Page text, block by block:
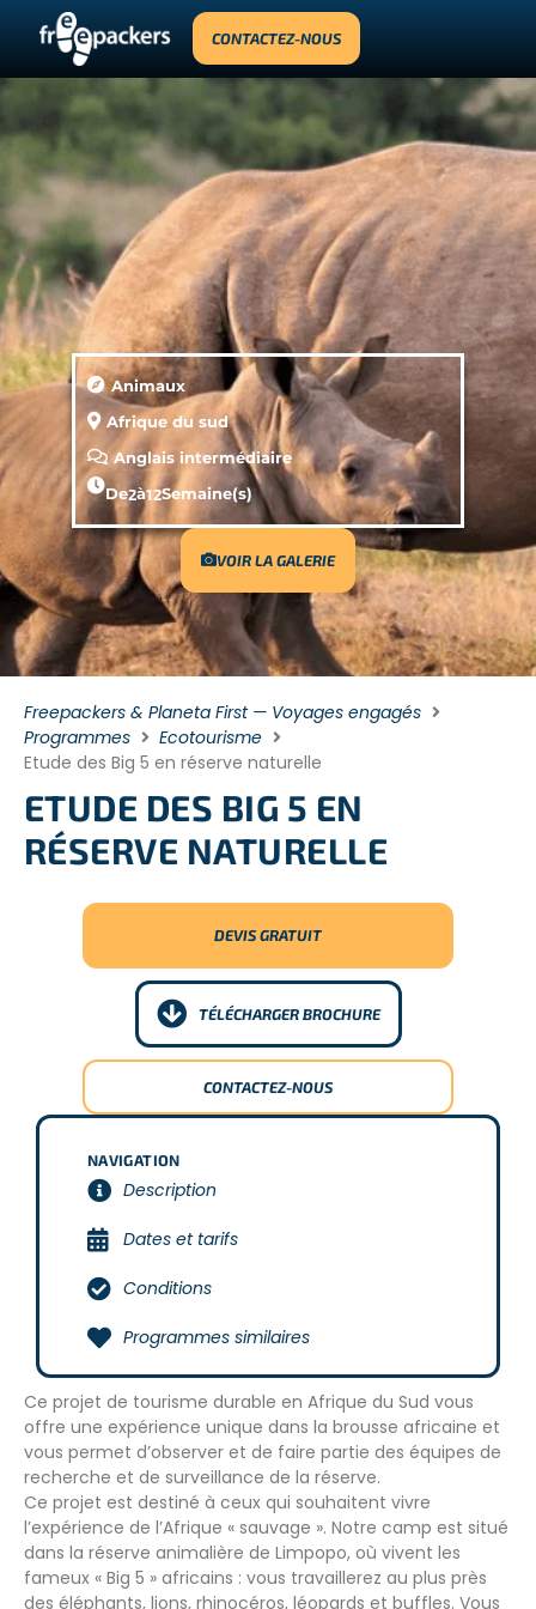
CONTACTEZ-NOUS
Animaux
Afrique du sud
Anglais intermédiaire
De2à12Semaine(s)
VOIR LA GALERIE
Freepackers & Planeta First — Voyages engagés
Programmes
Ecotourisme
Etude des Big 5 en réserve naturelle
ETUDE DES BIG 5 EN
RÉSERVE NATURELLE
DEVIS GRATUIT
TÉLÉCHARGER BROCHURE
CONTACTEZ-NOUS
NAVIGATION
Description
Dates et tarifs
Conditions
Programmes similaires
Ce projet de tourisme durable en Afrique du Sud vous
offre une expérience unique dans la brousse africaine et
vous permet d’observer et de faire partie des équipes de
recherche et de surveillance de la réserve.
Ce projet est destiné à ceux qui souhaitent vivre
l’expérience de l’Afrique « sauvage ». Notre camp est situé
dans la réserve animalière de Limpopo, où vivent les
fameux « Big 5 » africains : vous travaillerez au plus près
des éléphants, lions, rhinocéros, léopards et buffles. Vous